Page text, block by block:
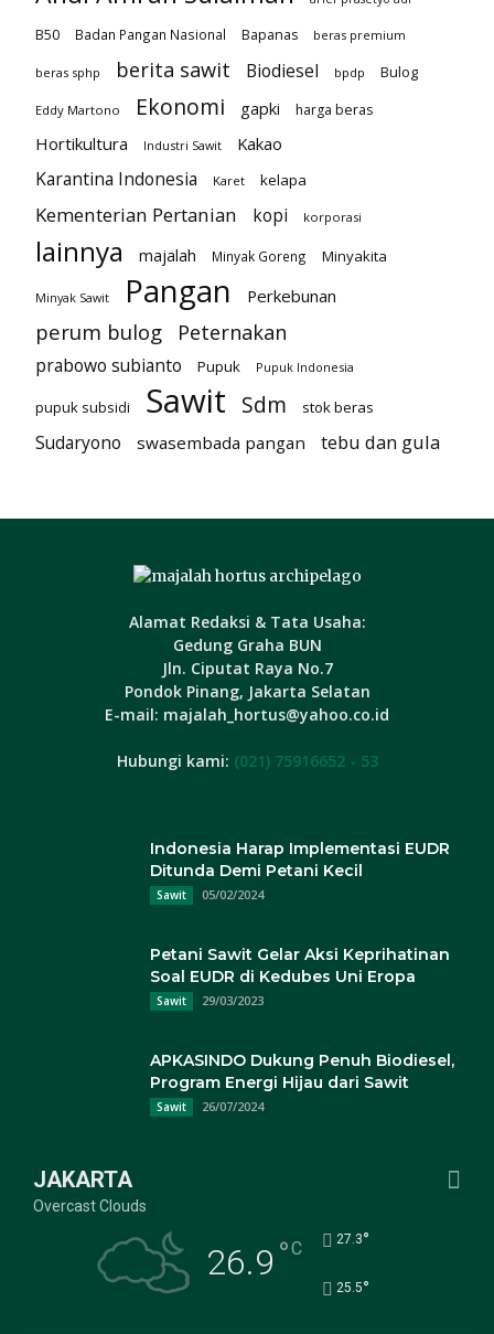
B50 Badan Pangan Nasional Bapanas beras premium
beras sphp berita sawit Biodiesel bpdp Bulog
Eddy Martono Ekonomi gapki harga beras
Hortikultura Industri Sawit Kakao
Karantina Indonesia Karet kelapa
Kementerian Pertanian kopi korporasi
lainnya majalah Minyak Goreng Minyakita
Minyak Sawit Pangan Perkebunan
perum bulog Peternakan
prabowo subianto Pupuk Pupuk Indonesia
pupuk subsidi Sawit Sdm stok beras
Sudaryono swasembada pangan tebu dan gula
Alamat Redaksi & Tata Usaha:
Gedung Graha BUN
Jln. Ciputat Raya No.7
Pondok Pinang, Jakarta Selatan
E-mail: majalah_hortus@yahoo.co.id
Hubungi kami: (021) 75916652 - 53
Indonesia Harap Implementasi EUDR
Ditunda Demi Petani Kecil
Sawit 05/02/2024
Petani Sawit Gelar Aksi Keprihatinan
Soal EUDR di Kedubes Uni Eropa
Sawit 29/03/2023
APKASINDO Dukung Penuh Biodiesel,
Program Energi Hijau dari Sawit
Sawit 26/07/2024
JAKARTA
Overcast Clouds
26.9 °C 27.3°
25.5°